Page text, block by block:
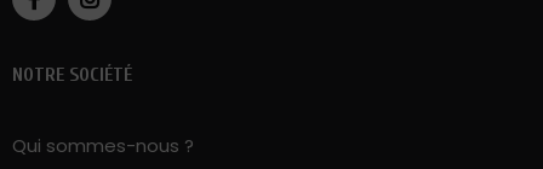
NOTRE SOCIÉTÉ
Qui sommes-nous ?